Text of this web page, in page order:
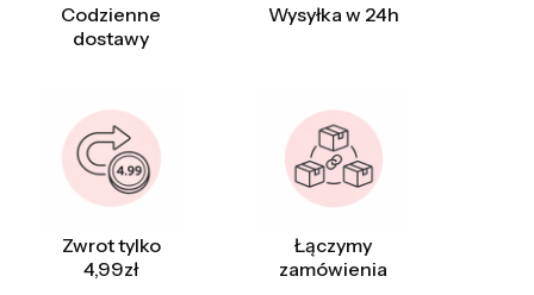
Codzienne
dostawy
Wysyłka w 24h
Zwrot tylko
4,99zł
Łączymy
zamówienia